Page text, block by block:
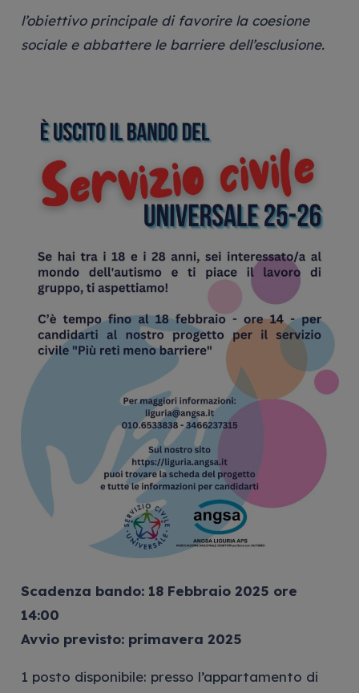
l’obiettivo principale di favorire la coesione
sociale e abbattere le barriere dell’esclusione.
Scadenza bando: 18 Febbraio 2025 ore
14:00
Avvio previsto: primavera 2025
1 posto disponibile: presso l’appartamento di